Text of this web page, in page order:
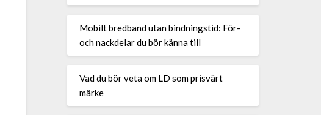
Mobilt bredband utan bindningstid: För-
och nackdelar du bör känna till
Vad du bör veta om LD som prisvärt
märke